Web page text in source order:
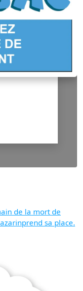
de la mort de
sa place.